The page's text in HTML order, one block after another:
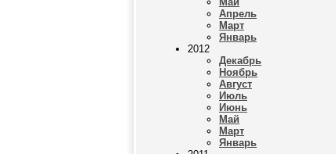
Апрель
Март
Январь
2012
Декабрь
Ноябрь
Август
Июль
Июнь
Май
Март
Январь